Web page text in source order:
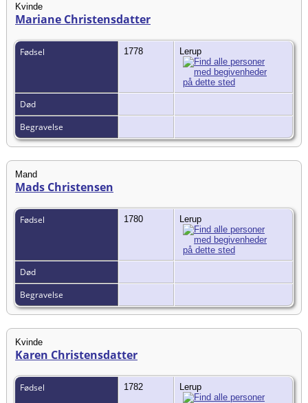
Kvinde
Mariane Christensdatter
Fødsel 1778 Lerup
Død
Begravelse
Mand
Mads Christensen
Fødsel 1780 Lerup
Død
Begravelse
Kvinde
Karen Christensdatter
Fødsel 1782 Lerup